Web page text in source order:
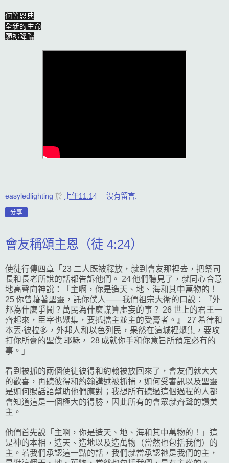
何等恩典
全新的生命
願祢降臨
easyledlighting 於 上午11:14 沒有留言:
分享
會友稱頌主恩（徒 4:24）
使徒行傳四章「23 二人既被釋放，就到會友那裡去，把祭司
長和長老所說的話都告訴他們。 24 他們聽見了，就同心合意
地高聲向神說：「主啊，你是造天、地、海和其中萬物的！
25 你曾藉著聖靈，託你僕人——我們祖宗大衛的口說：『外
邦為什麼爭鬧？萬民為什麼謀算虛妄的事？ 26 世上的君王一
齊起來，臣宰也聚集，要抵擋主並主的受膏者。』 27 希律和
本丟‧彼拉多，外邦人和以色列民，果然在這城裡聚集，要攻
打你所膏的聖僕 耶穌， 28 成就你手和你意旨所預定必有的
事。」
看到被抓的兩個使徒彼得和約翰被放回來了，會友們就大大
的歡喜，再聽彼得和約翰講述被抓捕，如何受審訊以及聖靈
是如何賜話語幫助他們應對；我想所有聽過這個過程的人都
會知道這是一個極大的得勝，因此所有的會眾就齊聲的讚美
主。
他們首先說「主啊，你是造天、地、海和其中萬物的！」這
是神的本相，造天、造地以及造萬物（當然也包括我們）的
主。若我們承認這一點的話，我們就當承認祂是我們的主，